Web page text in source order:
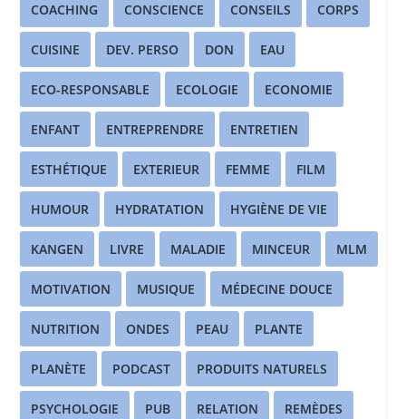
COACHING CONSCIENCE CONSEILS CORPS
CUISINE DEV. PERSO DON EAU
ECO-RESPONSABLE ECOLOGIE ECONOMIE
ENFANT ENTREPRENDRE ENTRETIEN
ESTHÉTIQUE EXTERIEUR FEMME FILM
HUMOUR HYDRATATION HYGIÈNE DE VIE
KANGEN LIVRE MALADIE MINCEUR MLM
MOTIVATION MUSIQUE MÉDECINE DOUCE
NUTRITION ONDES PEAU PLANTE
PLANÈTE PODCAST PRODUITS NATURELS
PSYCHOLOGIE PUB RELATION REMÈDES